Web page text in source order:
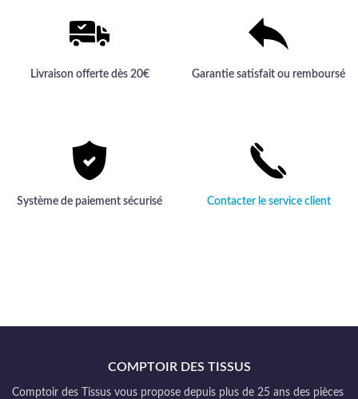
Livraison offerte dès 20€ Garantie satisfait ou remboursé
Système de paiement sécurisé Contacter le service client
COMPTOIR DES TISSUS
Comptoir des Tissus vous propose depuis plus de 25 ans des pièces